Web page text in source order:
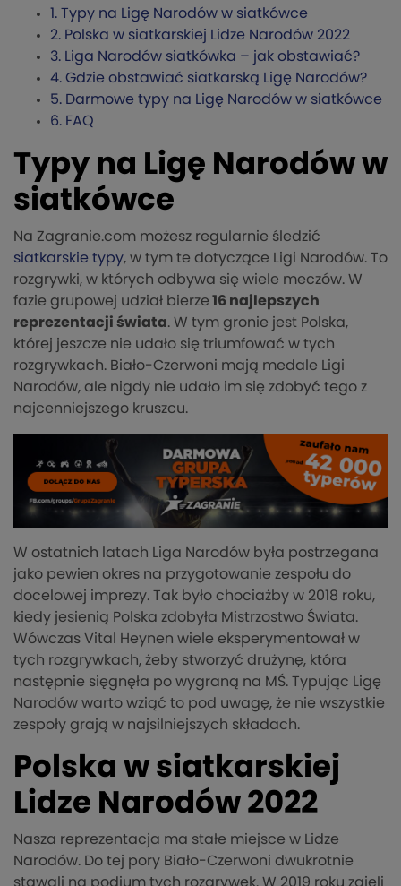
1. Typy na Ligę Narodów w siatkówce
2. Polska w siatkarskiej Lidze Narodów 2022
3. Liga Narodów siatkówka – jak obstawiać?
4. Gdzie obstawiać siatkarską Ligę Narodów?
5. Darmowe typy na Ligę Narodów w siatkówce
6. FAQ
Typy na Ligę Narodów w
siatkówce
Na Zagranie.com możesz regularnie śledzić
siatkarskie typy, w tym te dotyczące Ligi Narodów. To
rozgrywki, w których odbywa się wiele meczów. W
fazie grupowej udział bierze 16 najlepszych
reprezentacji świata. W tym gronie jest Polska,
której jeszcze nie udało się triumfować w tych
rozgrywkach. Biało-Czerwoni mają medale Ligi
Narodów, ale nigdy nie udało im się zdobyć tego z
najcenniejszego kruszcu.
W ostatnich latach Liga Narodów była postrzegana
jako pewien okres na przygotowanie zespołu do
docelowej imprezy. Tak było chociażby w 2018 roku,
kiedy jesienią Polska zdobyła Mistrzostwo Świata.
Wówczas Vital Heynen wiele eksperymentował w
tych rozgrywkach, żeby stworzyć drużynę, która
następnie sięgnęła po wygraną na MŚ. Typując Ligę
Narodów warto wziąć to pod uwagę, że nie wszystkie
zespoły grają w najsilniejszych składach.
Polska w siatkarskiej
Lidze Narodów 2022
Nasza reprezentacja ma stałe miejsce w Lidze
Narodów. Do tej pory Biało-Czerwoni dwukrotnie
stawali na podium tych rozgrywek. W 2019 roku zajęli